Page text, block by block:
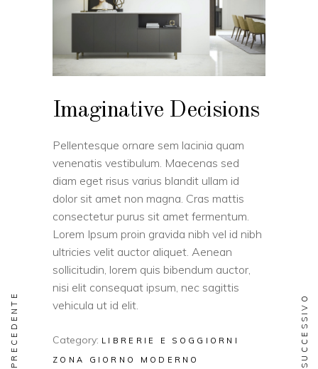
Imaginative Decisions
Pellentesque ornare sem lacinia quam
venenatis vestibulum. Maecenas sed
diam eget risus varius blandit ullam id
dolor sit amet non magna. Cras mattis
consectetur purus sit amet fermentum.
Lorem Ipsum proin gravida nibh vel id nibh
ultricies velit auctor aliquet. Aenean
sollicitudin, lorem quis bibendum auctor,
nisi elit consequat ipsum, nec sagittis
vehicula ut id elit.
Category: LIBRERIE E SOGGIORNI
ZONA GIORNO MODERNO
PRECEDENTE SUCCESSIVO